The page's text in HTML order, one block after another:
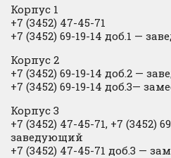
Корпус 1
+7 (3452) 47-45-71
+7 (3452) 69-19-14 доб.1 —
Корпус 2
+7 (3452) 69-19-14 доб.2 —
+7 (3452) 69-19-14 доб.3—
Корпус 3
+7 (3452) 47-45-71, +7 (3452)
заведующий
+7 (3452) 47-45-71 доб.3 —